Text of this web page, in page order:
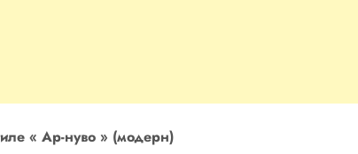
« Ар-нуво » (модерн)